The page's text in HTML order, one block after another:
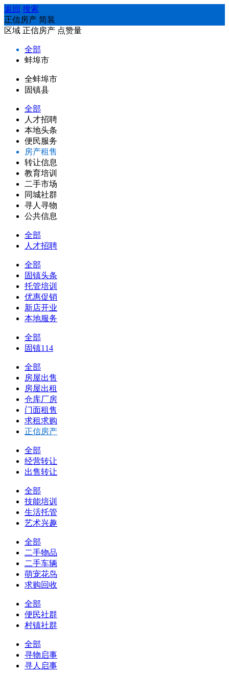
返回 搜索
正信房产 简装
区域 正信房产 点赞量
全部
蚌埠市
全蚌埠市
固镇县
全部
人才招聘
本地头条
便民服务
房产租售
转让信息
教育培训
二手市场
同城社群
寻人寻物
公共信息
全部
人才招聘
全部
固镇头条
托管培训
优惠促销
新店开业
本地服务
全部
固镇114
全部
房屋出售
房屋出租
仓库厂房
门面租售
求租求购
正信房产
全部
经营转让
出售转让
全部
技能培训
生活托管
艺术兴趣
全部
二手物品
二手车辆
萌宠花鸟
求购回收
全部
便民社群
村镇社群
全部
寻物启事
寻人启事